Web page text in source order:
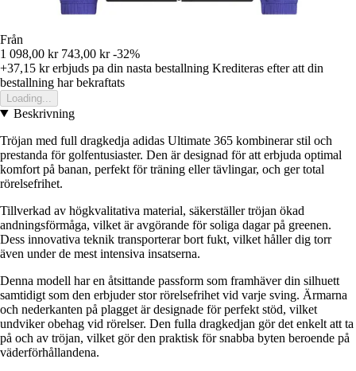
Från
1 098,00 kr 743,00 kr -32%
+37,15 krerbjuds pa din nasta bestallning Krediteras efter att din
bestallning har bekraftats
Loading...
Beskrivning
Tröjan med full dragkedja adidas Ultimate 365 kombinerar stil och
prestanda för golfentusiaster. Den är designad för att erbjuda optimal
komfort på banan, perfekt för träning eller tävlingar, och ger total
rörelsefrihet.
Tillverkad av högkvalitativa material, säkerställer tröjan ökad
andningsförmåga, vilket är avgörande för soliga dagar på greenen.
Dess innovativa teknik transporterar bort fukt, vilket håller dig torr
även under de mest intensiva insatserna.
Denna modell har en åtsittande passform som framhäver din silhuett
samtidigt som den erbjuder stor rörelsefrihet vid varje sving. Ärmarna
och nederkanten på plagget är designade för perfekt stöd, vilket
undviker obehag vid rörelser. Den fulla dragkedjan gör det enkelt att ta
på och av tröjan, vilket gör den praktisk för snabba byten beroende på
väderförhållandena.